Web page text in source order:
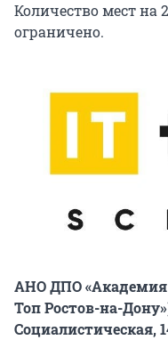
Количество мест на
ограничено.
АНО ДПО
Топ Ростов-на-
Социалистическая,